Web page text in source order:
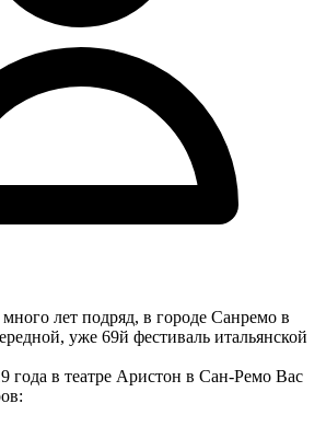
лет подряд, в городе Санремо в
уже 69й фестиваль итальянской
года в театре Аристон в Сан-Ремо Вас